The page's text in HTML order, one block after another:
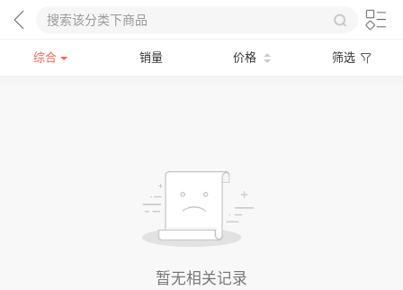
综合 销量 价格 筛选
暂无相关记录